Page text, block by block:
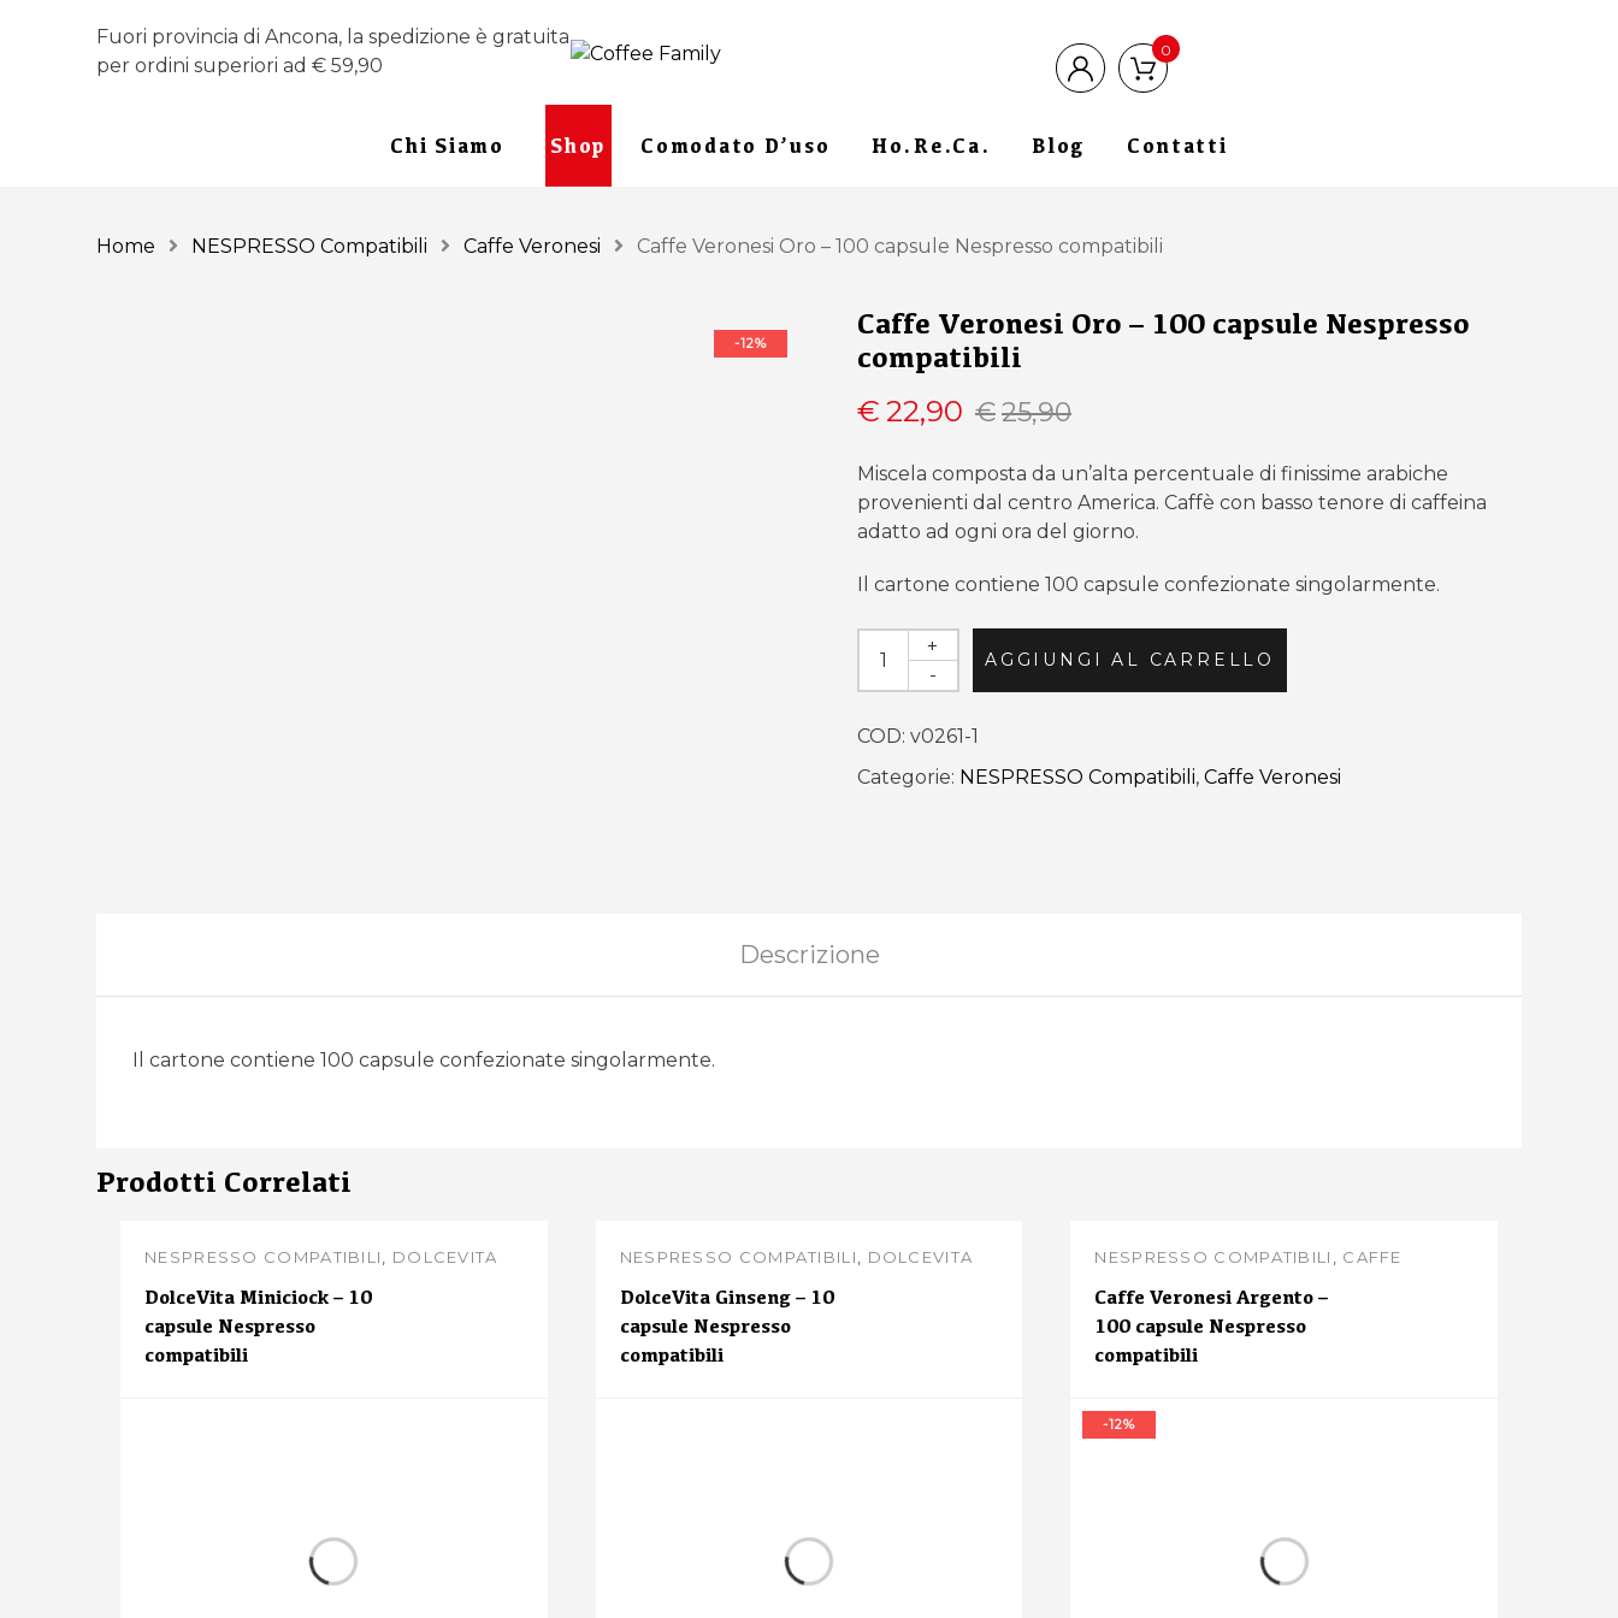
Fuori provincia di Ancona, la spedizione è gratuita
per ordini superiori ad € 59,90
0
Chi Siamo Shop Comodato D’uso Ho.re.ca. Blog Contatti
Home NESPRESSO Compatibili Caffe Veronesi Caffe Veronesi Oro – 100 capsule Nespresso compatibili
-12%
Caffe Veronesi Oro – 100 capsule Nespresso
compatibili
€25,90Il
originale
era:
€25,90.
€ 22,90
Il
attuale
è:
€22,90.
Miscela composta da un’alta percentuale di finissime arabiche
provenienti dal centro America. Caffè con basso tenore di caffeina
adatto ad ogni ora del giorno.
Il cartone contiene 100 capsule confezionate singolarmente.
-
+
AGGIUNGI AL CARRELLO
COD: v0261-1
Categorie: NESPRESSO Compatibili, Caffe Veronesi
Descrizione
Il cartone contiene 100 capsule confezionate singolarmente.
Prodotti Correlati
NESPRESSO COMPATIBILI
DOLCEVITA
DolceVita Miniciock – 10
capsule Nespresso
compatibili
NESPRESSO COMPATIBILI
DOLCEVITA
DolceVita Ginseng – 10
capsule Nespresso
compatibili
NESPRESSO COMPATIBILI
CAFFE
Caffe Veronesi Argento –
100 capsule Nespresso
compatibili
-12%